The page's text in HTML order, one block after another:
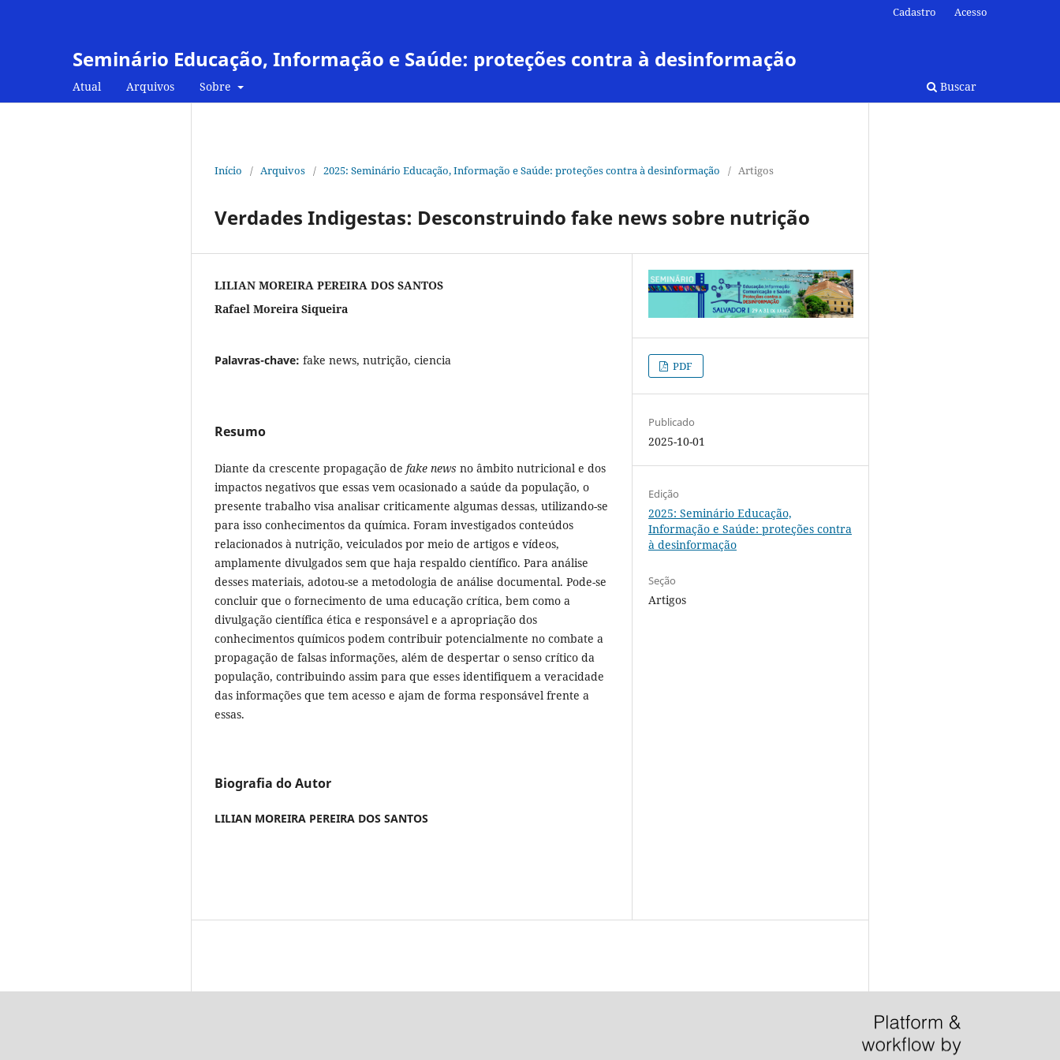
Seminário Educação, Informação e Saúde: proteções contra à desinformação
Atual Arquivos Sobre Buscar
Cadastro Acesso
Início / Arquivos / 2025: Seminário Educação, Informação e Saúde: proteções contra à desinformação / Artigos
Verdades Indigestas: Desconstruindo fake news sobre nutrição
LILIAN MOREIRA PEREIRA DOS SANTOS
Rafael Moreira Siqueira
Palavras-chave: fake news, nutrição, ciencia
Resumo
Diante da crescente propagação de fake news no âmbito nutricional e dos
impactos negativos que essas vem ocasionado a saúde da população, o
presente trabalho visa analisar criticamente algumas dessas, utilizando-se
para isso conhecimentos da química. Foram investigados conteúdos
relacionados à nutrição, veiculados por meio de artigos e vídeos,
amplamente divulgados sem que haja respaldo científico. Para análise
desses materiais, adotou-se a metodologia de análise documental. Pode-se
concluir que o fornecimento de uma educação crítica, bem como a
divulgação científica ética e responsável e a apropriação dos
conhecimentos químicos podem contribuir potencialmente no combate a
propagação de falsas informações, além de despertar o senso crítico da
população, contribuindo assim para que esses identifiquem a veracidade
das informações que tem acesso e ajam de forma responsável frente a
essas.
Biografia do Autor
LILIAN MOREIRA PEREIRA DOS SANTOS
PDF
Publicado
2025-10-01
Edição
2025: Seminário Educação,
Informação e Saúde: proteções contra
à desinformação
Seção
Artigos